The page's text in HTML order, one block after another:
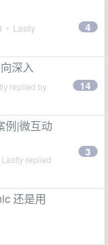
• Lastly
4
深入
replied by 14
例|微互动
Lastly replied
3
还是用